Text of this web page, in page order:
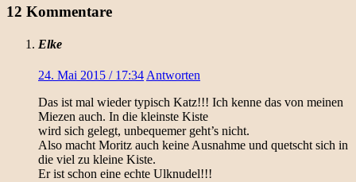
12 Kommentare
Elke
24. Mai 2015 / 17:34 Antworten
Das ist mal wieder typisch Katz!!! Ich kenne das von meinen
Miezen auch. In die kleinste Kiste
wird sich gelegt, unbequemer geht’s nicht.
Also macht Moritz auch keine Ausnahme und quetscht sich in
die viel zu kleine Kiste.
Er ist schon eine echte Ulknudel!!!